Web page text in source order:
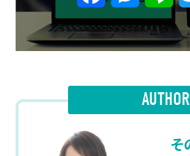
a
c
e
s
e
i
n
AUTHOR
そ